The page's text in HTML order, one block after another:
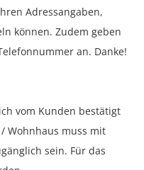
Adressangaben,
können. Zudem geben
an. Danke!
vom Kunden bestätigt
Wohnhaus muss mit
sein. Für das